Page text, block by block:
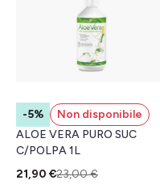
-5%
Non disponibile
ALOE VERA PURO SUC
C/POLPA 1L
21,90 €23,00 €